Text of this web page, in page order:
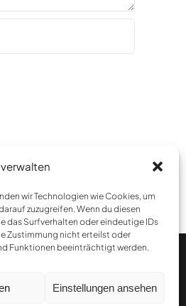
wir Technologien wie Cookies, um
zuzugreifen. Wenn du diesen
das Surfverhalten oder eindeutige IDs
Zustimmung nicht erteilst oder
Funktionen beeinträchtigt werden.
Einstellungen ansehen